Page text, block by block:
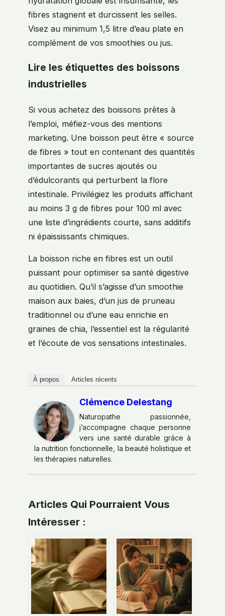
fibres stagnent et durcissent les selles.
Visez au minimum 1,5 litre d’eau plate en
complément de vos smoothies ou jus.
Lire les étiquettes des boissons
industrielles
Si vous achetez des boissons prêtes à
l’emploi, méfiez-vous des mentions
marketing. Une boisson peut être « source
de fibres » tout en contenant des quantités
importantes de sucres ajoutés ou
d’édulcorants qui perturbent la flore
intestinale. Privilégiez les produits affichant
au moins 3 g de fibres pour 100 ml avec
une liste d’ingrédients courte, sans additifs
ni épaississants chimiques.
La boisson riche en fibres est un outil
puissant pour optimiser sa santé digestive
au quotidien. Qu’il s’agisse d’un smoothie
maison aux baies, d’un jus de pruneau
traditionnel ou d’une eau enrichie en
graines de chia, l’essentiel est la régularité
et l’écoute de vos sensations intestinales.
À propos Articles récents
Clémence Delestang
Naturopathe passionnée,
j’accompagne chaque personne
vers une santé durable grâce à
la nutrition fonctionnelle, la beauté holistique et
les thérapies naturelles.
Articles Qui Pourraient Vous
Intéresser :